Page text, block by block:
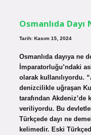
Osmanlıda Dayı
Tarih: Kasım 15, 2024
Osmanlıda dayıya ne
İmparatorluğu’ndaki
olarak kullanılıyordu.
denizcilikle uğraşan
tarafından
veriliyordu. Bu
Türkçede dayı ne
kelimedir. Eski